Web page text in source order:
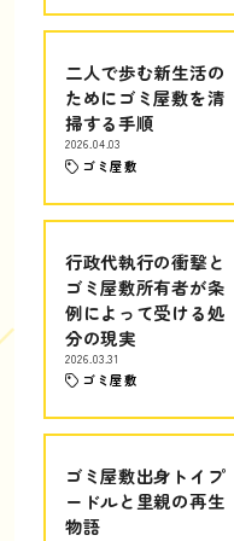
二人で歩む新生活の
ためにゴミ屋敷を清
掃する手順
2026.04.03
ゴミ屋敷
行政代執行の衝撃と
ゴミ屋敷所有者が条
例によって受ける処
分の現実
2026.03.31
ゴミ屋敷
ゴミ屋敷出身トイプ
ードルと里親の再生
物語